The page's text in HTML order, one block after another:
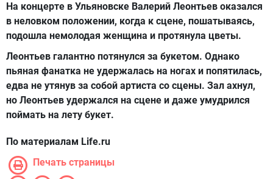
На концерте в Ульяновске Валерий Леонтьев оказался
в неловком положении, когда к сцене, пошатываясь,
подошла немолодая женщина и протянула цветы.
Леонтьев галантно потянулся за букетом. Однако
пьяная фанатка не удержалась на ногах и попятилась,
едва не утянув за собой артиста со сцены. Зал ахнул,
но Леонтьев удержался на сцене и даже умудрился
поймать на лету букет.
По материалам Life.ru
Печать страницы